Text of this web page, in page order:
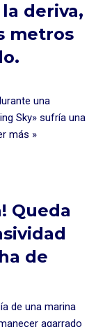
deriva,
metros
una
Sky» sufría una
más »
Queda
de
de una marina
agarrado